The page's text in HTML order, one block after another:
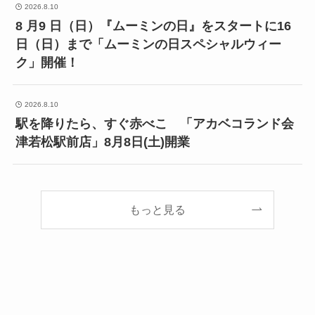
2026.8.10
8 月9 日（日）『ムーミンの日』をスタートに16
日（日）まで「ムーミンの日スペシャルウィー
ク」開催！
2026.8.10
駅を降りたら、すぐ赤べこ 「アカベコランド会
津若松駅前店」8月8日(土)開業
もっと見る